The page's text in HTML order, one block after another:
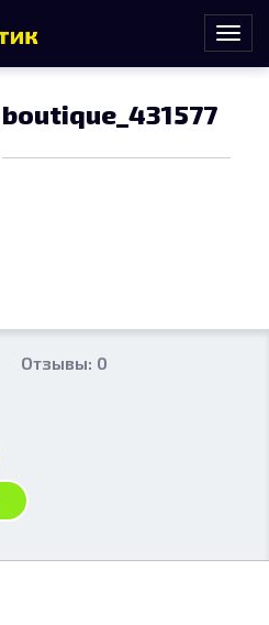
boutique_431577
Отзывы: 0